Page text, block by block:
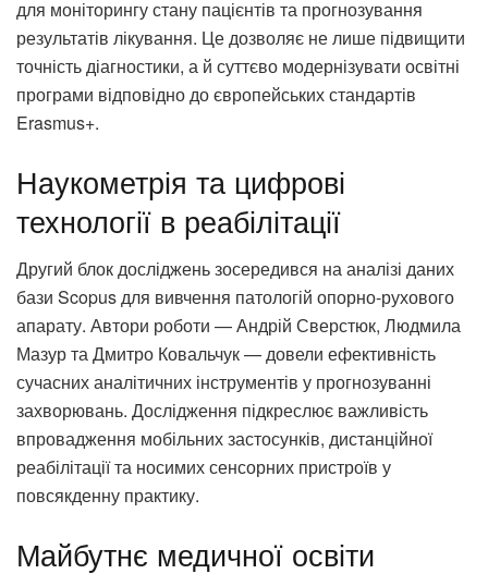
для моніторингу стану пацієнтів та прогнозування
результатів лікування. Це дозволяє не лише підвищити
точність діагностики, а й суттєво модернізувати освітні
програми відповідно до європейських стандартів
Erasmus+.
Наукометрія та цифрові
технології в реабілітації
Другий блок досліджень зосередився на аналізі даних
бази Scopus для вивчення патологій опорно-рухового
апарату. Автори роботи — Андрій Сверстюк, Людмила
Мазур та Дмитро Ковальчук — довели ефективність
сучасних аналітичних інструментів у прогнозуванні
захворювань. Дослідження підкреслює важливість
впровадження мобільних застосунків, дистанційної
реабілітації та носимих сенсорних пристроїв у
повсякденну практику.
Майбутнє медичної освіти